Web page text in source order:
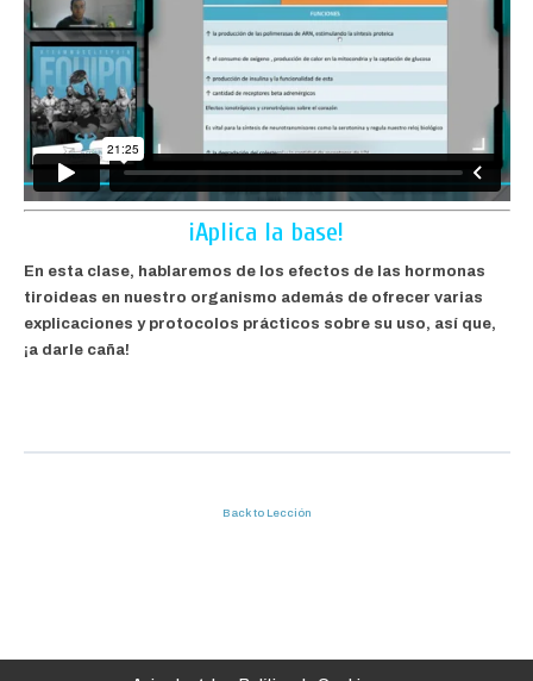
¡Aplica la base!
En esta clase, hablaremos de los efectos de las hormonas
tiroideas en nuestro organismo además de ofrecer varias
explicaciones y protocolos prácticos sobre su uso, así que,
¡a darle caña!
Back to Lección